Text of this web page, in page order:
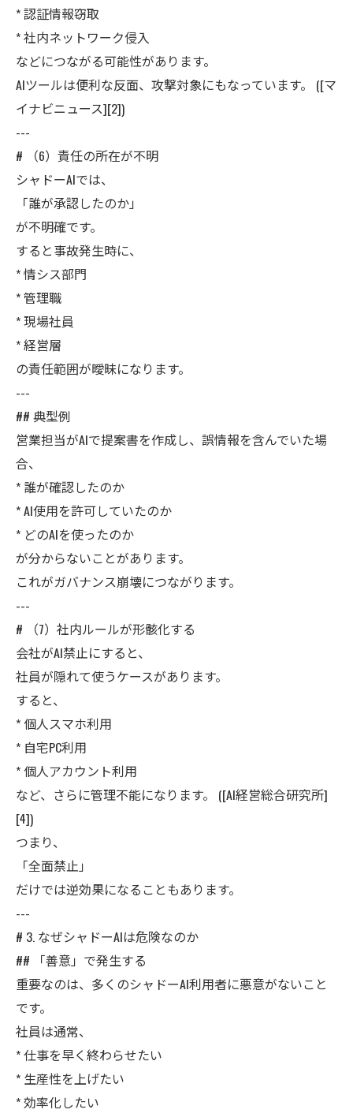
* 認証情報窃取
* 社内ネットワーク侵入
などにつながる可能性があります。
AIツールは便利な反面、攻撃対象にもなっています。 ([マ
イナビニュース][2])
---
# （6）責任の所在が不明
シャドーAIでは、
「誰が承認したのか」
が不明確です。
すると事故発生時に、
* 情シス部門
* 管理職
* 現場社員
* 経営層
の責任範囲が曖昧になります。
---
## 典型例
営業担当がAIで提案書を作成し、誤情報を含んでいた場
合、
* 誰が確認したのか
* AI使用を許可していたのか
* どのAIを使ったのか
が分からないことがあります。
これがガバナンス崩壊につながります。
---
# （7）社内ルールが形骸化する
会社がAI禁止にすると、
社員が隠れて使うケースがあります。
すると、
* 個人スマホ利用
* 自宅PC利用
* 個人アカウント利用
など、さらに管理不能になります。 ([AI経営総合研究所]
[4])
つまり、
「全面禁止」
だけでは逆効果になることもあります。
---
# 3. なぜシャドーAIは危険なのか
## 「善意」で発生する
重要なのは、多くのシャドーAI利用者に悪意がないこと
です。
社員は通常、
* 仕事を早く終わらせたい
* 生産性を上げたい
* 効率化したい